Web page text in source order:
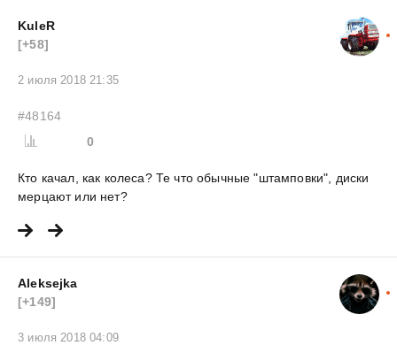
KuleR
[+58]
2 июля 2018 21:35
#48164
0
Кто качал, как колеса? Те что обычные "штамповки", диски
мерцают или нет?
Aleksejka
[+149]
3 июля 2018 04:09